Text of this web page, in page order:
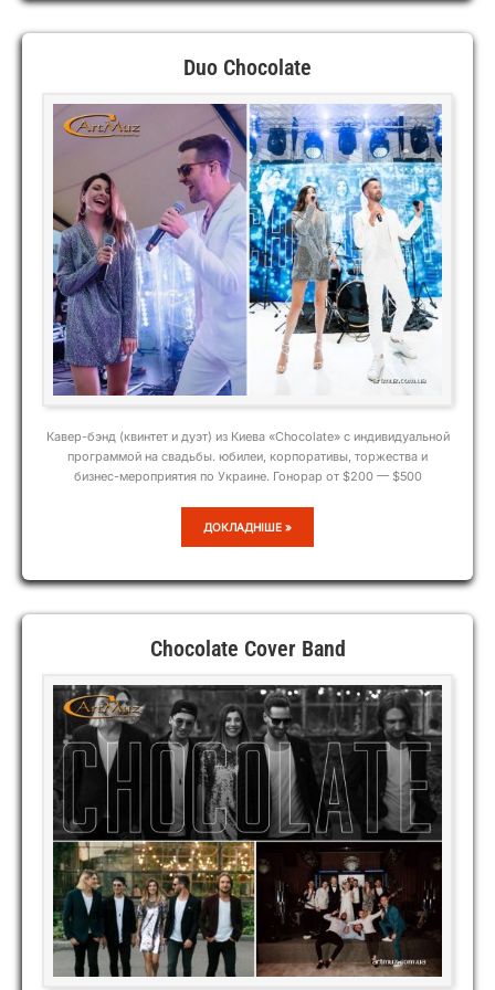
Duo Chocolate
Кавер-бэнд (квинтет и дуэт) из Киева «Chocolate» с индивидуальной
программой на свадьбы. юбилеи, корпоративы, торжества и
бизнес-мероприятия по Украине. Гонорар от $200 — $500
DUO
ДОКЛАДНІШЕ »
Chocolate Cover Band